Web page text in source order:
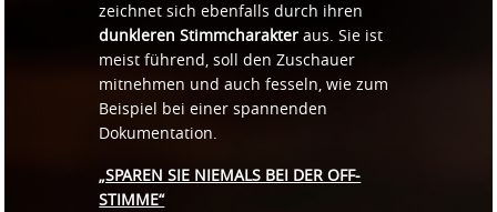
zeichnet sich ebenfalls durch ihren
dunkleren Stimmcharakter aus. Sie ist
meist führend, soll den Zuschauer
mitnehmen und auch fesseln, wie zum
Beispiel bei einer spannenden
Dokumentation.
„SPAREN SIE NIEMALS BEI DER OFF-
STIMME“